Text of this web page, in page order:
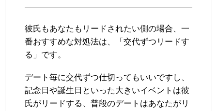
彼氏もあなたもリードされたい側の場合、一
番おすすめな対処法は、「交代ずつリードす
る」です。
デート毎に交代ずつ仕切ってもいいですし、
記念日や誕生日といった大きいイベントは彼
氏がリードする、普段のデートはあなたがリ